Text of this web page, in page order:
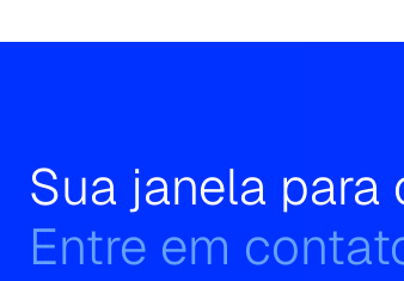
Sua janela
Entre em